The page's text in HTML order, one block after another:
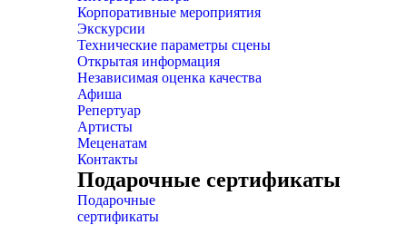
Корпоративные мероприятия
Экскурсии
Технические параметры сцены
Открытая информация
Независимая оценка качества
Афиша
Репертуар
Артисты
Меценатам
Контакты
Подарочные сертификаты
Подарочные
сертификаты